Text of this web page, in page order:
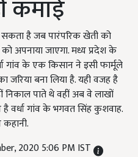
कमाई
सकता है जब पारंपरिक खेती को
अपनाया जाएगा. मध्य प्रदेश के
गांव के एक किसान ने इसी फार्मूले
बना लिया है. यही वजह है
पाते थे वहीं अब वे लाखों
है वर्धा गांव के भगवत सिंह कुशवाह.
2020 5:06 PM IST